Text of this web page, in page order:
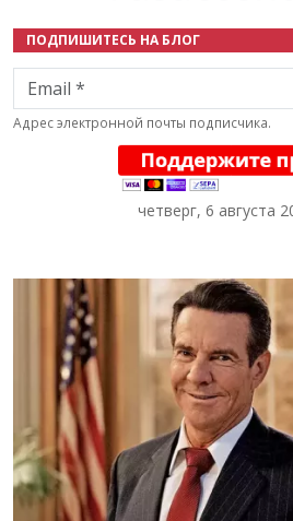
ПОДПИШИТЕСЬ НА БЛОГ
Email
Адрес электронной почты подписчика.
четверг, 6 августа